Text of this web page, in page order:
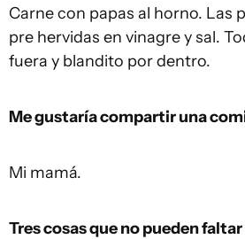
Carne con papas al horno. Las
pre hervidas en vinagre y sal.
fuera y blandito por dentro.
Me gustaría compartir una
Mi mamá.
Tres cosas que no pueden